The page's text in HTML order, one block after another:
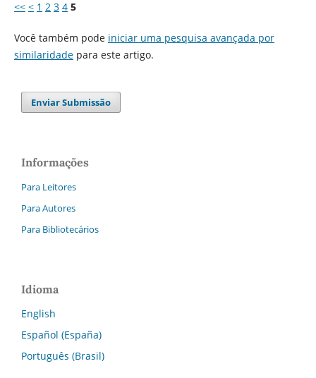
<< < 1 2 3 4 5
Você também pode iniciar uma pesquisa avançada por
similaridadepara este artigo.
Enviar Submissão
Informações
Para Leitores
Para Autores
Para Bibliotecários
Idioma
English
Español (España)
Português (Brasil)